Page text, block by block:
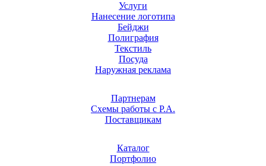
Услуги
Нанесение логотипа
Бейджи
Полиграфия
Текстиль
Посуда
Наружная реклама
Партнерам
Схемы работы с Р.А.
Поставщикам
Каталог
Портфолио